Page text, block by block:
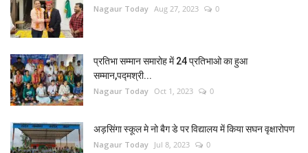
Nagaur Today Aug 27, 2023 0
प्रतिभा सम्मान समारोह में 24 प्रतिभाओ का हुआ
सम्मान,पद्मश्री...
Nagaur Today Oct 1, 2023 0
अड़सिंगा स्कूल मे नो बैग डे पर विद्यालय में किया सघन वृक्षारोपण
Nagaur Today Jul 8, 2023 0